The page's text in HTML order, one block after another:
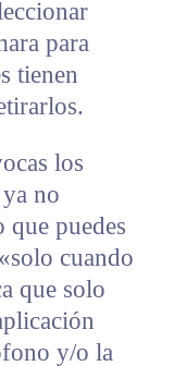
para
tienen
los
no
puedes
cuando
que solo
y/o la